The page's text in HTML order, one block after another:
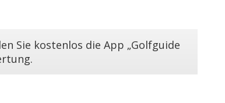
Sie kostenlos die App „Golfguide